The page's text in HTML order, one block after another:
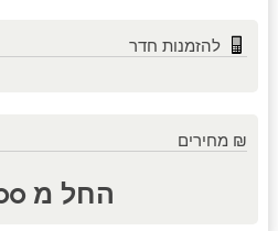
להזמנות חדר
₪ מחירים
החל מ 200 ₪